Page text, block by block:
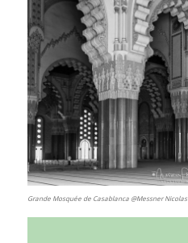
Grande Mosquée de Casablanca @Messner Nicolas